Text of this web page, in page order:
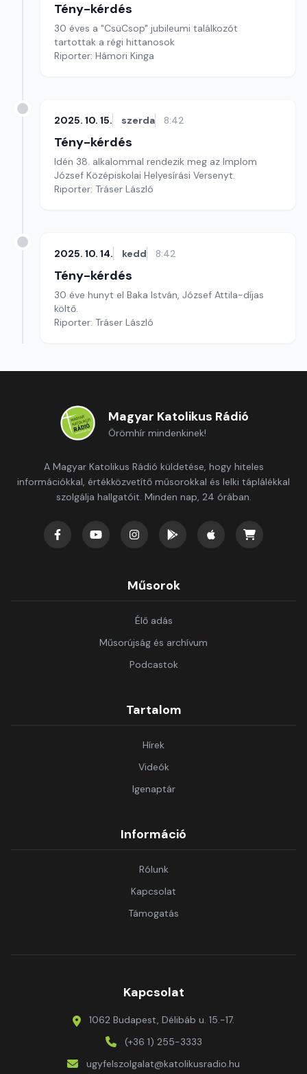
Tény-kérdés
30 éves a "CsüCsop" jubileumi találkozót
tartottak a régi hittanosok
Riporter: Hámori Kinga
2025. 10. 15. szerda 8:42
Tény-kérdés
Idén 38. alkalommal rendezik meg az Implom
József Középiskolai Helyesírási Versenyt.
Riporter: Tráser László
2025. 10. 14. kedd 8:42
Tény-kérdés
30 éve hunyt el Baka István, József Attila-díjas
költő.
Riporter: Tráser László
Magyar Katolikus Rádió
Örömhír mindenkinek!
A Magyar Katolikus Rádió küldetése, hogy hiteles
információkkal, értékközvetítő műsorokkal és lelki táplálékkal
szolgálja hallgatóit. Minden nap, 24 órában.
Műsorok
Élő adás
Műsorújság és archívum
Podcastok
Tartalom
Hírek
Videók
Igenaptár
Információ
Rólunk
Kapcsolat
Támogatás
Kapcsolat
1062 Budapest, Délibáb u. 15.-17.
(+36 1) 255-3333
ugyfelszolgalat@katolikusradio.hu